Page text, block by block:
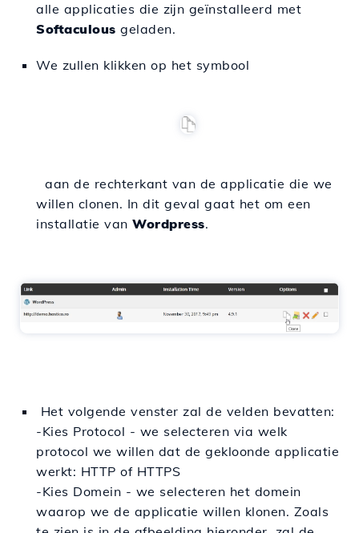
alle applicaties die zijn geïnstalleerd met
Softaculous geladen.
We zullen klikken op het symbool
aan de rechterkant van de applicatie die we
willen clonen. In dit geval gaat het om een
installatie van Wordpress.
Het volgende venster zal de velden bevatten:
-Kies Protocol - we selecteren via welk
protocol we willen dat de gekloonde applicatie
werkt: HTTP of HTTPS
-Kies Domein - we selecteren het domein
waarop we de applicatie willen klonen. Zoals